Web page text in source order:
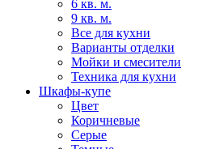
6 кв. м.
9 кв. м.
Все для кухни
Варианты отделки
Мойки и смесители
Техника для кухни
Шкафы-купе
Цвет
Коричневые
Серые